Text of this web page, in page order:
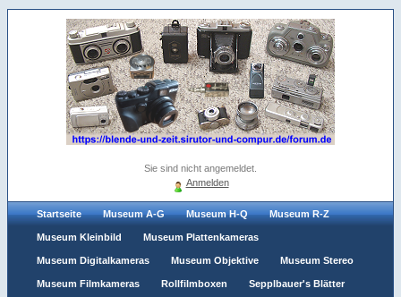
Sie sind nicht angemeldet.
Anmelden
Startseite Museum A-G Museum H-Q Museum R-Z
Museum Kleinbild Museum Plattenkameras
Museum Digitalkameras Museum Objektive Museum Stereo
Museum Filmkameras Rollfilmboxen Sepplbauer's Blätter